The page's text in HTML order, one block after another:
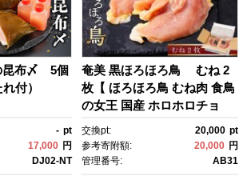
布〆 5個
付）
- pt
17,000 円
DJ02-NT
奄美 黒ほろほろ鳥 むね 2
枚【 ほろほろ鳥 むね肉 食鳥
の女王 国産 ホロホロチョ
ウ 鶏肉 とりにく 鳥 鶏 鹿児
島県 与論島 ヨロン ご当地 グ
ルメ 】
交換pt: 20,000 pt
参考寄附額:
20,000 円
管理番号:
AB31